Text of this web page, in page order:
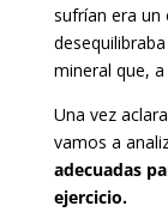
sufrían era un
mineral que,
Una vez
vamos a
adecuadas
ejercicio.